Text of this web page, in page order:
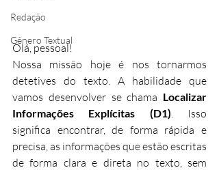
Redação
Gênero Textual
Olá, pessoal!
Nossa missão hoje é nos tornarmos
detetives do texto. A habilidade que
vamos desenvolver se chama Localizar
Informações Explícitas (D1) . Isso
significa encontrar, de forma rápida e
precisa, as informações que estão escritas
de forma clara e direta no texto, sem